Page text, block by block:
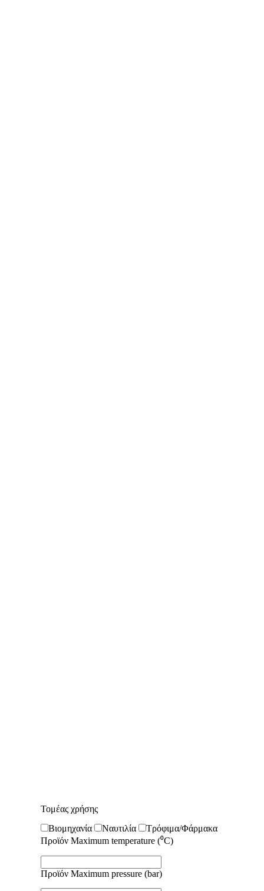
Τομέας χρήσης
Βιομηχανία
Ναυτιλία
Τρόφιμα/Φάρμακα
Προϊόν Maximum temperature (⁰C)
Προϊόν Maximum pressure (bar)